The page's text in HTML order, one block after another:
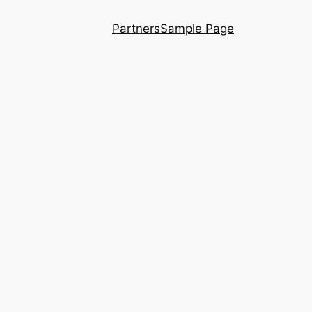
PartnersSample Page